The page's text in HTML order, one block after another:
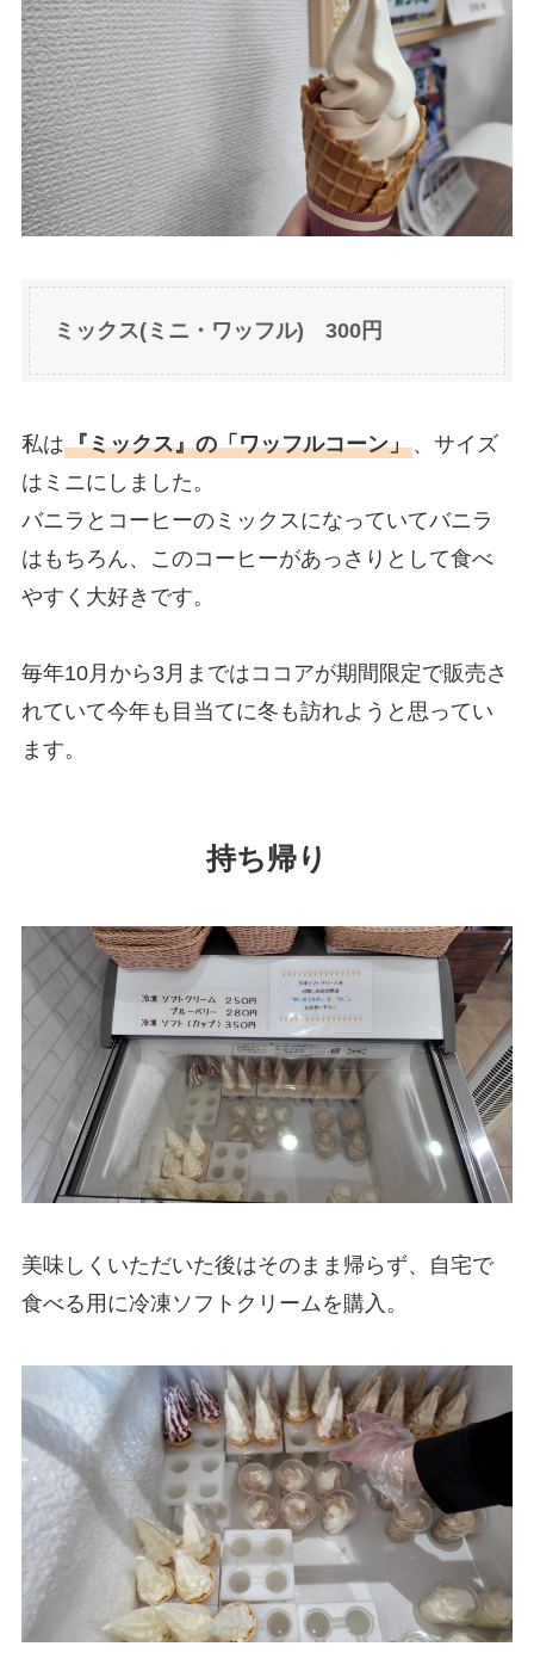
ミックス(ミニ・ワッフル) 300円
私は『ミックス』の「ワッフルコーン」、サイズ
はミニにしました。
バニラとコーヒーのミックスになっていてバニラ
はもちろん、このコーヒーがあっさりとして食べ
やすく大好きです。
毎年10月から3月まではココアが期間限定で販売さ
れていて今年も目当てに冬も訪れようと思ってい
ます。
持ち帰り
美味しくいただいた後はそのまま帰らず、自宅で
食べる用に冷凍ソフトクリームを購入。